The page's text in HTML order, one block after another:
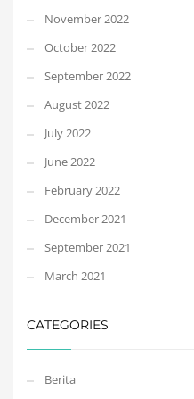
November 2022
October 2022
September 2022
August 2022
July 2022
June 2022
February 2022
December 2021
September 2021
March 2021
CATEGORIES
Berita